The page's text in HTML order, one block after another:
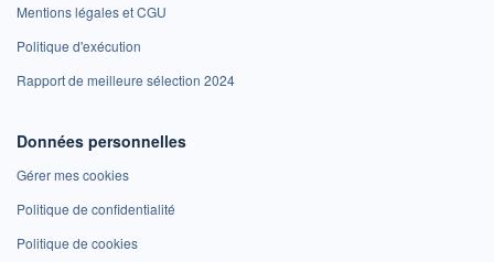
Mentions légales et CGU
Politique d'exécution
Rapport de meilleure sélection 2024
Données personnelles
Gérer mes cookies
Politique de confidentialité
Politique de cookies